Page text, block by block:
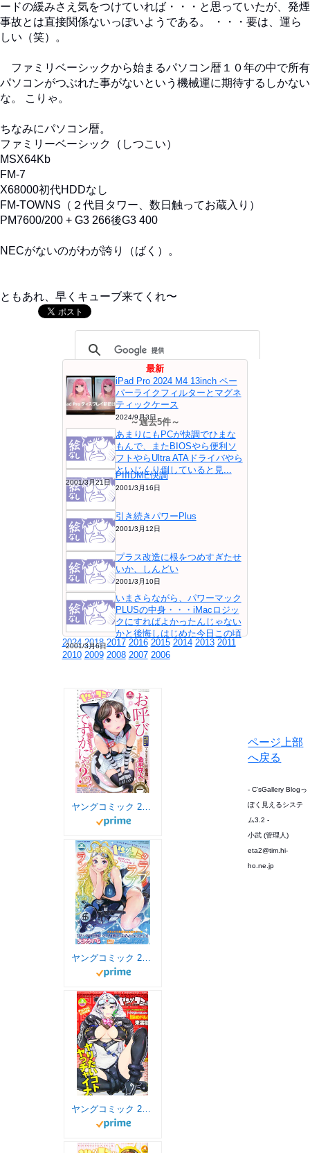
ードの緩みさえ気をつけていれば・・・と思っていたが、発煙
事故とは直接関係ないっぽいようである。 ・・・要は、運ら
しい（笑）。
ファミリベーシックから始まるパソコン暦１０年の中で所有
パソコンがつぶれた事がないという機械運に期待するしかない
な。 こりゃ。
ちなみにパソコン暦。
ファミリーベーシック（しつこい）
MSX64Kb
FM-7
X68000初代HDDなし
FM-TOWNS（２代目タワー、数日触ってお蔵入り）
PM7600/200 + G3 266後G3 400
NECがないのがわが誇り（ばく）。
ともあれ、早くキューブ来てくれ〜
最新
iPad Pro 2024 M4 13inch ペー
パーライクフィルターとマグネ
ティックケース
2024/9月3日
～過去5件～
あまりにもPCが快調でひまな
もんで、またBIOSやら便利ソ
フトやらUltra ATAドライバやら
といじくり倒していると見...
2001/3月21日
PIIIDME快調
2001/3月16日
引き続きパワーPlus
2001/3月12日
プラス改造に根をつめすぎたせ
いか、しんどい
2001/3月10日
いまさらながら、パワーマック
PLUSの中身・・・iMacロジッ
クにすればよかったんじゃない
かと後悔しはじめた今日この頃
2001/3月6日
2024 2018 2017 2016 2015 2014 2013 2011
2010 2009 2008 2007 2006
ヤングコミック 2020年 06 月号 [雑誌]
ヤングコミック 2020年 08 月号 [雑誌]
ヤングコミック 2020年 03 月号 [雑誌]
ページ上部
へ戻る
- C'sGallery Blogっ
ぽく見えるシステ
ム3.2 -
小武 (管理人)
eta2@tim.hi-
ho.ne.jp